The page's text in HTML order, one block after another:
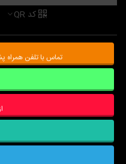
کد QR
تماس با تلفن همراه